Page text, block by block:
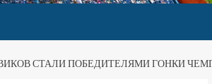
СТАЛИ ПОБЕДИТЕЛЯМИ ГОНКИ